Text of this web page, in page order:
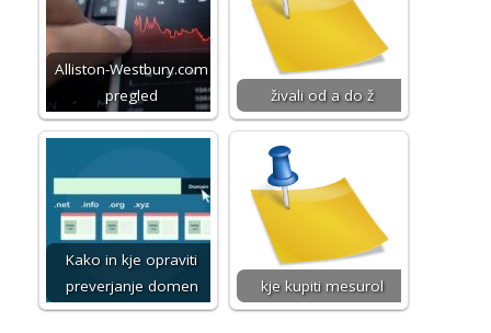
Alliston-Westbury.com
pregled
živali od a do ž
Kako in kje opraviti
preverjanje domen
kje kupiti mesurol